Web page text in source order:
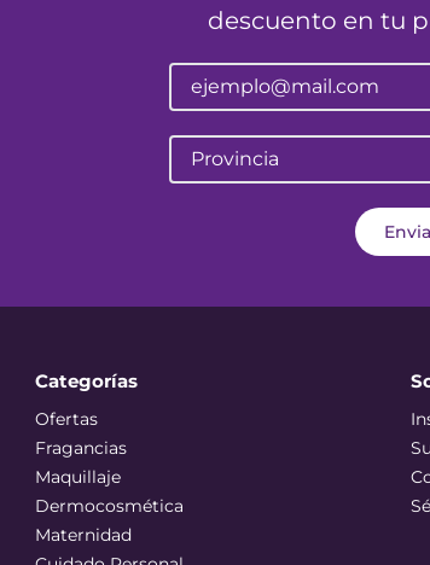
descuento en tu
Provincia
Categorías
Ofertas
Fragancias
Maquillaje
Dermocosmética
Maternidad